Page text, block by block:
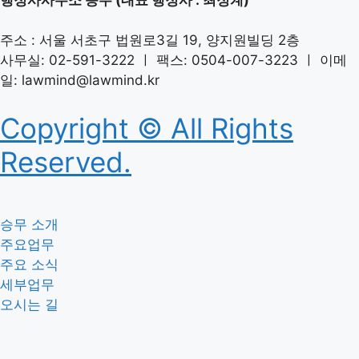
주소 : 서울 서초구 법원로3길 19, 양지원빌딩 2층
사무실: 02-591-3222 ㅣ 팩스: 0504-007-3223 ㅣ 이메
일: lawmind@lawmind.kr
Copyright © All Rights
Reserved.
승무 소개
주요업무
주요 소식
세부업무
오시는 길